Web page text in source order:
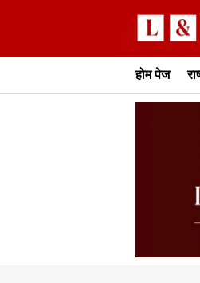
होम पेज